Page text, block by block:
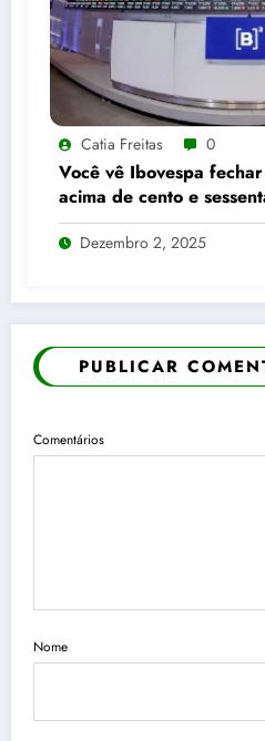
Catia Freitas 0
Você vê Ibovespa
acima de cento e
pontos enquanto dólar
reais e trinta e três
Dezembro 2, 2025
PUBLICAR
Comentários
Nome